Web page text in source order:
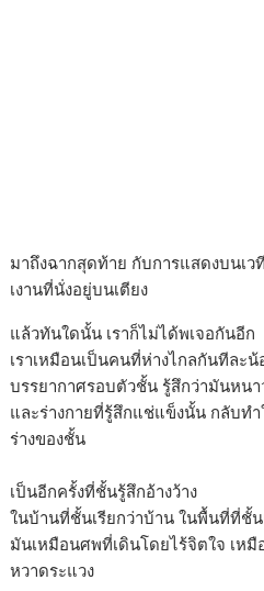
มาถึงฉากสุดท้าย กับการแสดงบนเว
เงานที่นั่งอยู่บนเตียง
แล้วทันใดนั้น เราก็ไม่ได้พเจอกันอีก
เราเหมือนเป็นคนที่ห่างไกลกันทีละน้
บรรยากาศรอบตัวชั้น รู้สึกว่ามันหน
และร่างกายที่รู้สึกแช่แข็งนั้น กลับท
ร่างของชั้น
เป็นอีกครั้งที่ชั้นรู้สึกอ้างว้าง
ในบ้านที่ชั้นเรียกว่าบ้าน ในพื้นที่ที่ชั้น
มันเหมือนศพที่เดินโดยไร้จิตใจ เห
หวาดระแวง